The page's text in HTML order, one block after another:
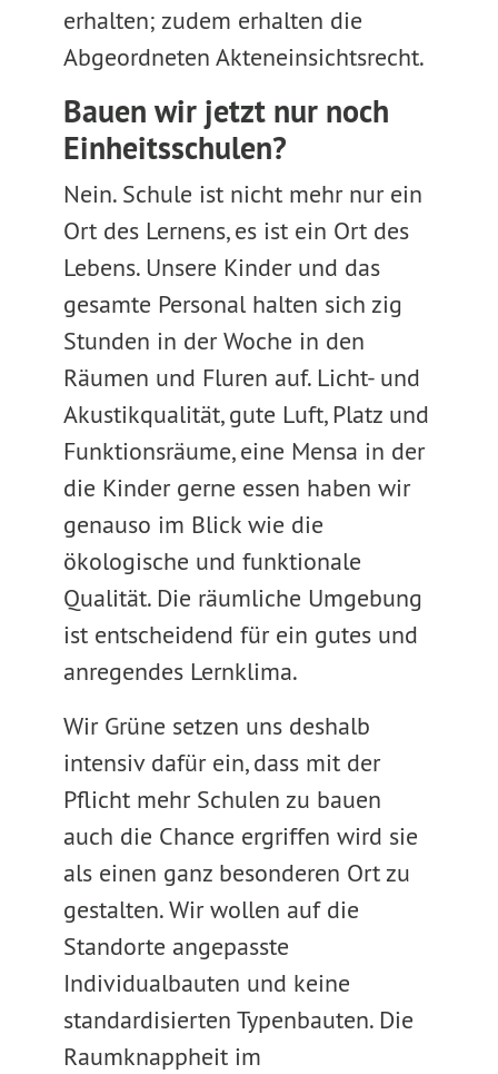
erhalten; zudem erhalten die
Abgeordneten Akteneinsichtsrecht.
Bauen wir jetzt nur noch
Einheitsschulen?
Nein. Schule ist nicht mehr nur ein
Ort des Lernens, es ist ein Ort des
Lebens. Unsere Kinder und das
gesamte Personal halten sich zig
Stunden in der Woche in den
Räumen und Fluren auf. Licht- und
Akustikqualität, gute Luft, Platz und
Funktionsräume, eine Mensa in der
die Kinder gerne essen haben wir
genauso im Blick wie die
ökologische und funktionale
Qualität. Die räumliche Umgebung
ist entscheidend für ein gutes und
anregendes Lernklima.
Wir Grüne setzen uns deshalb
intensiv dafür ein, dass mit der
Pflicht mehr Schulen zu bauen
auch die Chance ergriffen wird sie
als einen ganz besonderen Ort zu
gestalten. Wir wollen auf die
Standorte angepasste
Individualbauten und keine
standardisierten Typenbauten. Die
Raumknappheit im